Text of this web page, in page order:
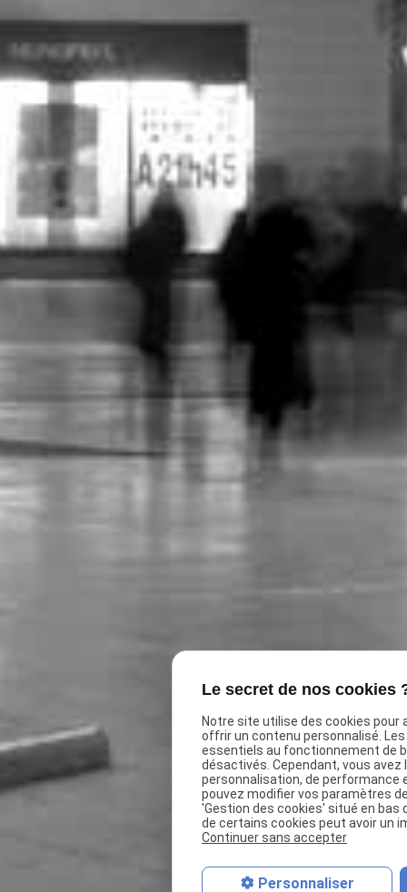
Le secret de nos cookies
Notre site utilise des cookies pour
offrir un contenu personnalisé.
essentiels au fonctionnement de
désactivés. Cependant, vous
personnalisation, de performance
pouvez modifier vos paramètres
'Gestion des cookies' situé en bas
de certains cookies peut avoir un
Continuer sans accepter
Personnaliser